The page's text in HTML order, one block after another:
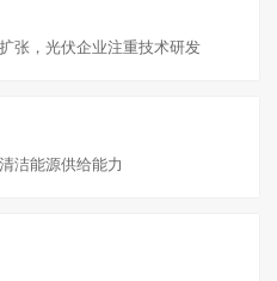
张，光伏企业注重技术研发
洁能源供给能力